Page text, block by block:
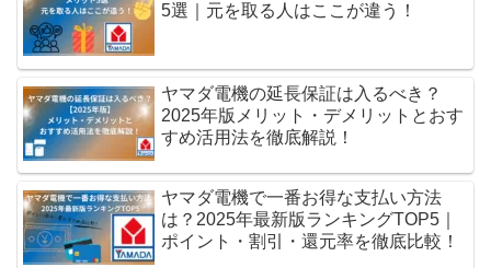
5選｜元を取る人はここが違う！
ヤマダ電機の延長保証は入るべき？
2025年版メリット・デメリットとおす
すめ活用法を徹底解説！
ヤマダ電機で一番お得な支払い方法
は？2025年最新版ランキングTOP5｜
ポイント・割引・還元率を徹底比較！